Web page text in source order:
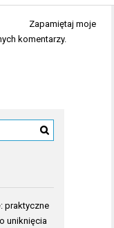
Zapamiętaj moje
komentarzy.
praktyczne
uniknięcia